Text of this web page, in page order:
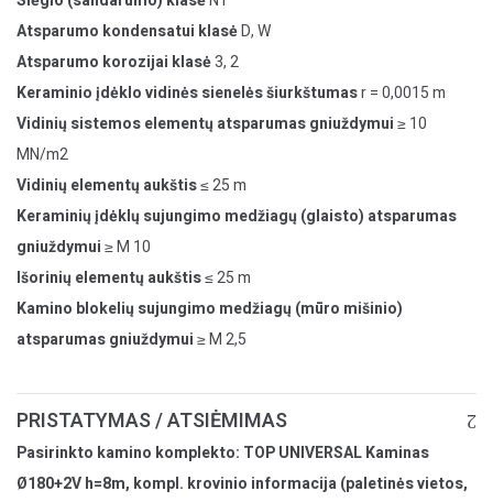
Atsparumo kondensatui klasėD, W
Atsparumo korozijai klasė3, 2
Keraminio įdėklo vidinės sienelės šiurkštumasr = 0,0015 m
Vidinių sistemos elementų atsparumas gniuždymui≥ 10
MN/m2
Vidinių elementų aukštis≤ 25 m
Keraminių įdėklų sujungimo medžiagų (glaisto) atsparumas
gniuždymui≥ M 10
Išorinių elementų aukštis≤ 25 m
Kamino blokelių sujungimo medžiagų (mūro mišinio)
atsparumas gniuždymui≥ M 2,5
PRISTATYMAS / ATSIĖMIMAS
Pasirinkto kamino komplekto: TOP UNIVERSAL Kaminas
Ø180+2V h=8m, kompl. krovinio informacija (paletinės vietos,